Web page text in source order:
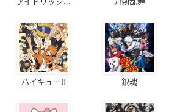
ハイキュー!! 銀魂